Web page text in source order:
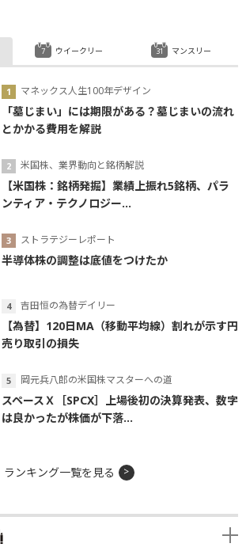
マネックス人生100年デザイン
「墓じまい」には期限がある？墓じまいの流れ
とかかる費用を解説
米国株、業界動向と銘柄解説
【米国株：銘柄発掘】業績上振れ5銘柄、パラ
ンティア・テクノロジー...
ストラテジーレポート
半導体株の調整は底値をつけたか
吉田恒の為替デイリー
【為替】120日MA（移動平均線）割れが示す円
売り取引の損失
岡元兵八郎の米国株マスターへの道
スペースＸ［SPCX］上場後初の決算発表、数字
は良かったが株価が下落...
ウイークリー マンスリー
ランキング一覧を見る